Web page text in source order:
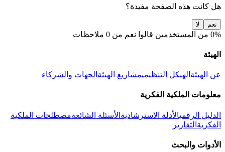
هل كانت هذه الصفحة مفيدة؟
نعم لا
0% من المستخدمين قالوا نعم من 0 ملاحظات
الهيئة
عن الهيئة الهيكل التنظيميمشاريع الهيئة الجهات والشركاء
معلومات الملكية الفكرية
الدليل الرقميالأدلة الاسترشادية الأسئلة الشائعةمصطلحات الملكية
الفكرية التقارير
الأدوات والبحث